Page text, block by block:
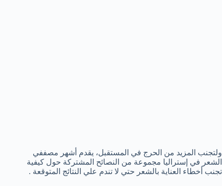
ولتجنب المزيد من الحرج في المستقبل، يقدم أشهر مصففي
الشعر في إستراليا مجموعة من النصائح المشتركة حول كيفية
تجنب أخطاء العناية بالشعر حتي لا تندم علي النتائج المتوقعة .